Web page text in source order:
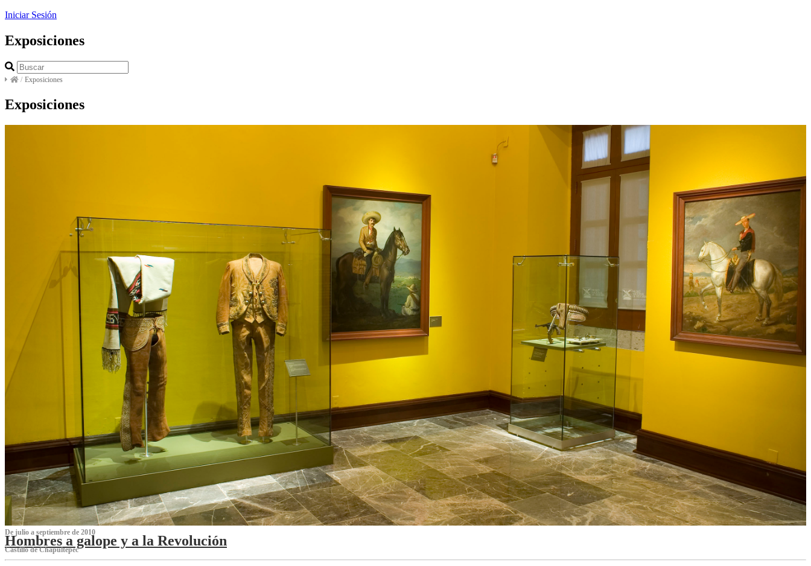
Iniciar Sesión
Exposiciones
/ Exposiciones
Exposiciones
De julio a septiembre de 2010
Hombres a galope y a la Revolución
Castillo de Chapultepec